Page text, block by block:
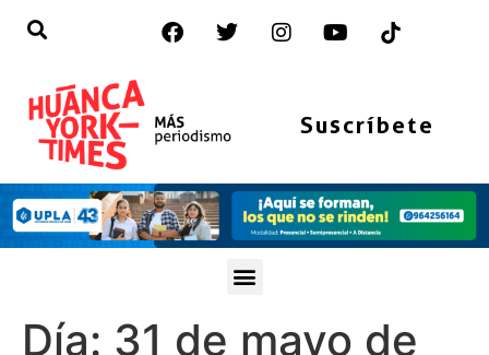
Suscríbete
Día: 31 de mayo de